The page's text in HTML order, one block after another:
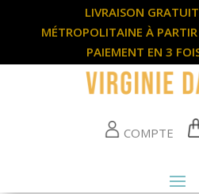
LIVRAISON
MÉTROPOLITAINE À
PAIEMENT EN 3
COMPTE